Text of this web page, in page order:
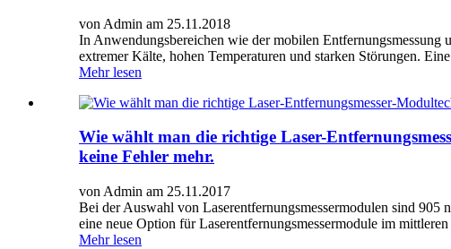
von Admin am 25.11.2018
In Anwendungsbereichen wie der mobilen Entfernungsmessung
extremer Kälte, hohen Temperaturen und starken Störungen.
Mehr lesen
Wie wählt man die richtige Laser-
keine Fehler mehr.
von Admin am 25.11.2017
Bei der Auswahl von Laserentfernungsmessermodulen sind
eine neue Option für Laserentfernungsmessermodule im
Mehr lesen